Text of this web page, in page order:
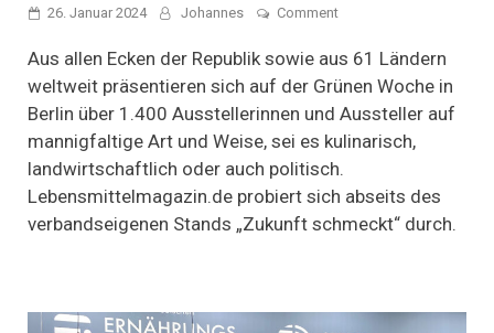
26. Januar 2024 Johannes Commenton
Woche
2024
–
Hunger
Neues
Aus allen Ecken der Republik sowie aus 61 Ländern
weltweit präsentieren sich auf der Grünen Woche in
Berlin über 1.400 Ausstellerinnen und Aussteller auf
mannigfaltige Art und Weise, sei es kulinarisch,
landwirtschaftlich oder auch politisch.
Lebensmittelmagazin.de probiert sich abseits des
verbandseigenen Stands „Zukunft schmeckt“ durch.